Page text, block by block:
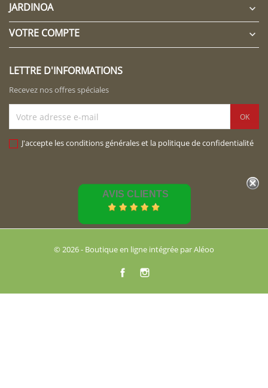
JARDINOA 
VOTRE COMPTE 
LETTRE D'INFORMATIONS
Recevez nos offres spéciales
J'accepte les conditions générales et la politique de confidentialité
AVIS CLIENTS
© 2026 - Boutique en ligne intégrée par Aléoo
Facebook